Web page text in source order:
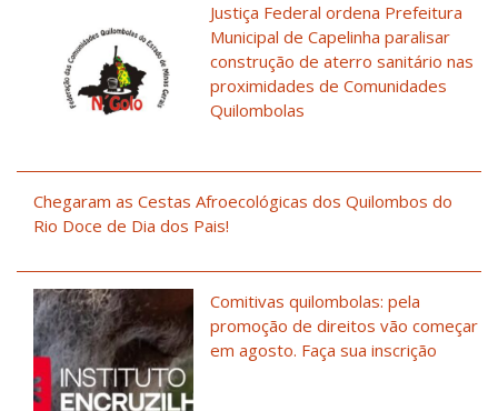
Justiça Federal ordena Prefeitura
Municipal de Capelinha paralisar
construção de aterro sanitário nas
proximidades de Comunidades
Quilombolas
Chegaram as Cestas Afroecológicas dos Quilombos do
Rio Doce de Dia dos Pais!
Comitivas quilombolas: pela
promoção de direitos vão começar
em agosto. Faça sua inscrição